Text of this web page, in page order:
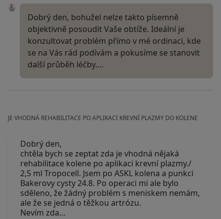
Dobrý den, bohužel nelze takto písemně
objektivně posoudit Vaše obtíže. Ideální je
konzultovat problém přímo v mé ordinaci, kde
se na Vás rád podívám a pokusíme se stanovit
další průběh léčby.…
JE VHODNÁ REHABILITACE PO APLIKACI KREVNÍ PLAZMY DO KOLENE
Dobrý den,
chtěla bych se zeptat zda je vhodná nějaká
rehabilitace kolene po aplikaci krevní plazmy./
2,5 ml Tropocell. Jsem po ASKL kolena a punkci
Bakerovy cysty 24.8. Po operaci mi ale bylo
sděleno, že žádný problém s meniskem nemám,
ale že se jedná o těžkou artrózu.
Nevím zda…